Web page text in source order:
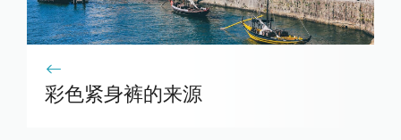
彩色紧身裤的来源